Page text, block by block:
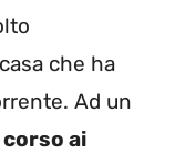
che ha
Ad un
corso ai